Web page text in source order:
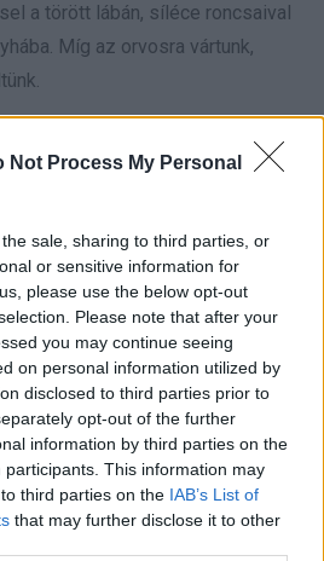
Not Process My Personal
sale, sharing to third parties, or
or sensitive information for
please use the below opt-out
Please note that after your
you may continue seeing
on personal information utilized by
disclosed to third parties prior to
opt-out of the further
information by third parties on the
participants. This information may
third parties on the IAB’s List of
that may further disclose it to other
a törött lábán, síléce roncsaival
Míg az orvosra vártunk,
vagyok és most először
Siklok lefelé a pályán a
mikor mögülem felbukkan egy
nyakában, az overálja a bokáján,
még a vakbél-operációjának a
nem is beszélve. Üvöltve, teljes
annyira megdöbbentem,